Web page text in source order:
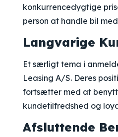
konkurrencedygtige
person at handle bil
Langvarige
Et særligt tema i
Leasing A/S. Deres
fortsætter med at
kundetilfredshed og
Afsluttende